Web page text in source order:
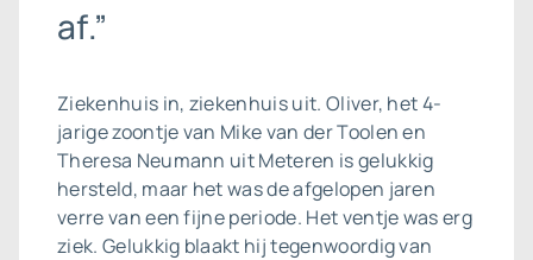
af.”
Ziekenhuis in, ziekenhuis uit. Oliver, het 4-
jarige zoontje van Mike van der Toolen en
Theresa Neumann uit Meteren is gelukkig
hersteld, maar het was de afgelopen jaren
verre van een fijne periode. Het ventje was erg
ziek. Gelukkig blaakt hij tegenwoordig van